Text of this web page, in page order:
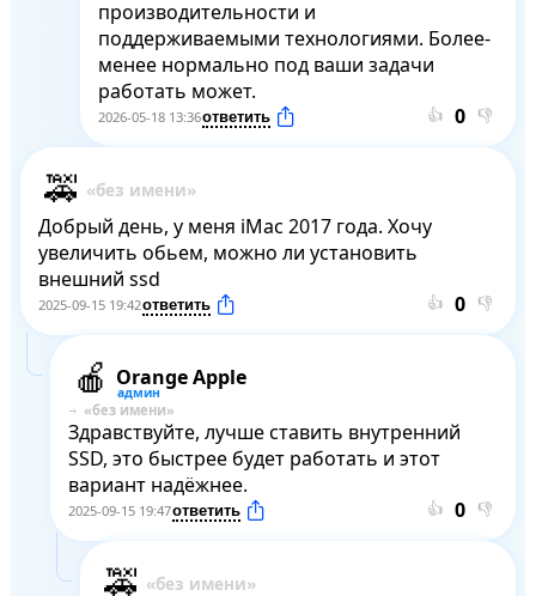
производительности и
поддерживаемыми технологиями. Более-
менее нормально под ваши задачи
работать может.
2026-05-18 13:36 👍 👎
Добрый день, у меня iMac 2017 года. Хочу
увеличить обьем, можно ли установить
внешний ssd
2025-09-15 19:42 👍 👎
Orange Apple
Здравствуйте, лучше ставить внутренний
SSD, это быстрее будет работать и этот
вариант надёжнее.
2025-09-15 19:47 👍 👎